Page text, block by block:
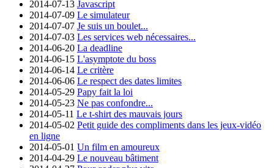
2014-07-13 Javascript
2014-07-09 Le simulateur
2014-07-07 Je suis un boulet...
2014-07-03 Les services web nécessaires...
2014-06-20 La deadline
2014-06-15 L'asymptote du boss
2014-06-14 Le critère
2014-06-06 Le respect des dates limites
2014-05-29 Papy fait la loi
2014-05-23 Ne pas confondre...
2014-05-11 Le t-shirt des mauvais jours
2014-05-02 Petit guide des compliments dans les jeux-vidéo
en ligne
2014-05-01 Un film en amoureux
2014-04-29 Le nouveau bâtiment